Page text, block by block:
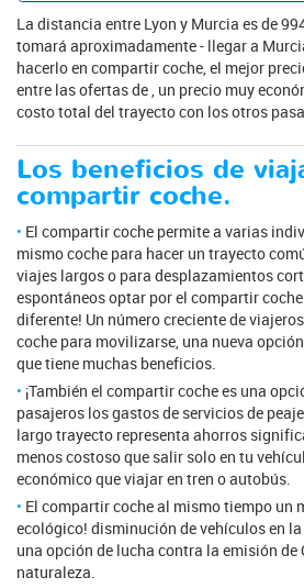
La distancia entre Lyon y Murcia es de
tomará aproximadamente - llegar a
hacerlo en compartir coche, el mejor
entre las ofertas de , un precio muy
costo total del trayecto con los otros
Los beneficios de
compartir coche.
El compartir coche permite a varias
mismo coche para hacer un trayecto
viajes largos o para desplazamientos
espontáneos optar por el compartir
diferente! Un número creciente de
coche para movilizarse, una nueva
que tiene muchas beneficios.
¡También el compartir coche es una
pasajeros los gastos de servicios de
largo trayecto representa ahorros
menos costoso que salir solo en tu
económico que viajar en tren o autobús.
El compartir coche al mismo tiempo un
ecológico! disminución de vehículos en
una opción de lucha contra la emisión de
naturaleza.